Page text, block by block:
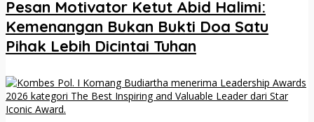
Pesan Motivator Ketut Abid Halimi:
Kemenangan Bukan Bukti Doa Satu
Pihak Lebih Dicintai Tuhan